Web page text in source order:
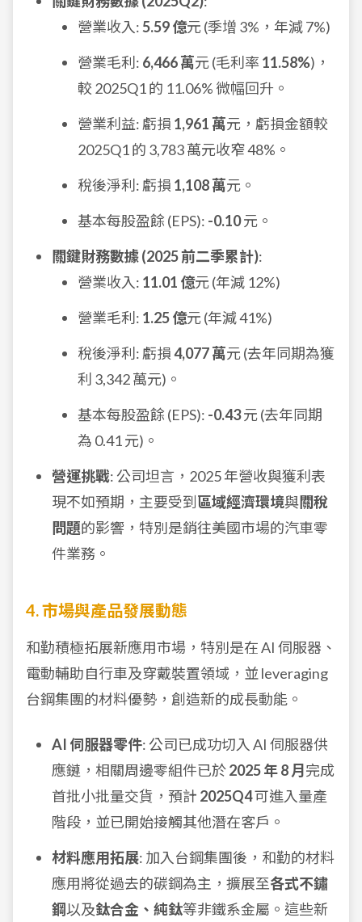
營業收入:5.59 億元 (季增 3%，年減 7%)
營業毛利: 6,466 萬元 (毛利率 11.58%)，
較 2025Q1 的 11.06% 微幅回升。
營業利益: 虧損 1,961 萬元，虧損金額較
2025Q1 的 3,783 萬元收窄 48%。
稅後淨利: 虧損 1,108 萬元。
基本每股盈餘 (EPS): -0.10元。
關鍵財務數據 (2025 前二季累計):
營業收入: 11.01 億元 (年減 12%)
營業毛利: 1.25 億元 (年減 41%)
稅後淨利: 虧損4,077 萬元 (去年同期為獲
利 3,342 萬元)。
基本每股盈餘 (EPS): -0.43元 (去年同期
為 0.41 元)。
營運挑戰: 公司坦言，2025 年營收與獲利表
現不如預期，主要受到 區域經濟環境與關稅
問題的影響，特別是銷往美國市場的汽車零
件業務。
4. 市場與產品發展動態
和勤積極拓展新應用市場，特別是在 AI 伺服器、
電動輔助自行車及穿戴裝置領域，並 leveraging
台鋼集團的材料優勢，創造新的成長動能。
AI 伺服器零件: 公司已成功切入 AI 伺服器供
應鏈，相關周邊零組件已於2025 年 8 月 完成
首批小批量交貨，預計 2025Q4可進入量產
階段，並已開始接觸其他潛在客戶。
材料應用拓展: 加入台鋼集團後，和勤的材料
應用將從過去的碳鋼為主，擴展至各式不鏽
鋼以及鈦合金、純鈦等非鐵系金屬。這些新